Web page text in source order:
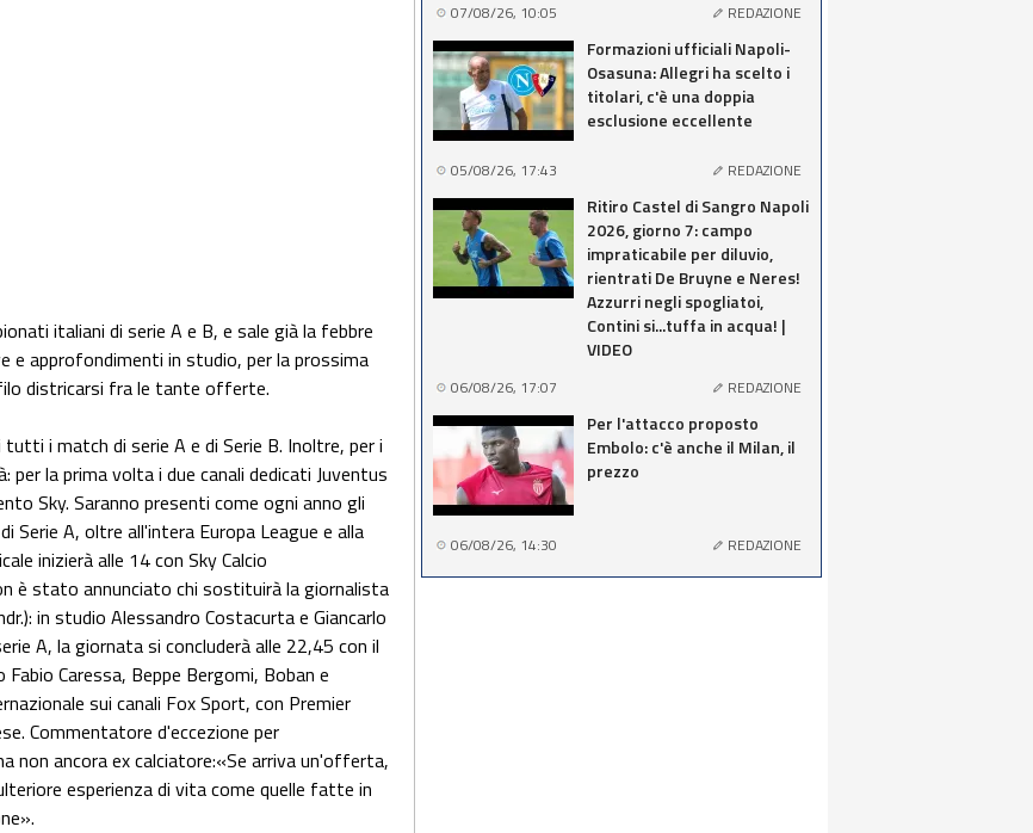
italiani di serie A e B, e sale già la febbre
e approfondimenti in studio, per la prossima
districarsi fra le tante offerte.
i match di serie A e di Serie B. Inoltre, per i
la prima volta i due canali dedicati Juventus
Sky. Saranno presenti come ogni anno gli
A, oltre all'intera Europa League e alla
inizierà alle 14 con Sky Calcio
è stato annunciato chi sostituirà la giornalista
in studio Alessandro Costacurta e Giancarlo
A, la giornata si concluderà alle 22,45 con il
Caressa, Beppe Bergomi, Boban e
sui canali Fox Sport, con Premier
Commentatore d'eccezione per
non ancora ex calciatore:«Se arriva un'offerta,
esperienza di vita come quelle fatte in
07/08/26, 10:05 REDAZIONE
Formazioni ufficiali Napoli-
Osasuna: Allegri ha scelto i
titolari, c'è una doppia
esclusione eccellente
05/08/26, 17:43 REDAZIONE
Ritiro Castel di Sangro Napoli
2026, giorno 7: campo
impraticabile per diluvio,
rientrati De Bruyne e Neres!
Azzurri negli spogliatoi,
Contini si...tuffa in acqua! |
VIDEO
06/08/26, 17:07 REDAZIONE
Per l'attacco proposto
Embolo: c'è anche il Milan, il
prezzo
06/08/26, 14:30 REDAZIONE